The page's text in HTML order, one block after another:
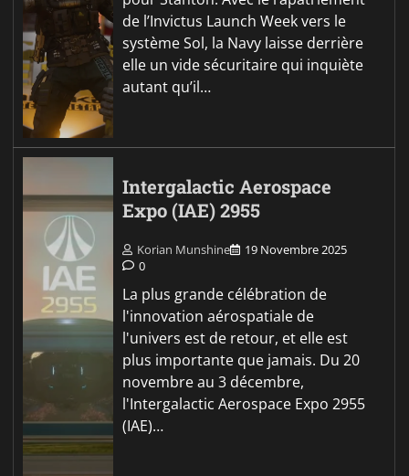
de l’Invictus Launch Week vers le
système Sol, la Navy laisse derrière
elle un vide sécuritaire qui inquiète
autant qu’il…
Intergalactic Aerospace
Expo (IAE) 2955
Korian Munshine
19 Novembre 2025
0
La plus grande célébration de
l'innovation aérospatiale de
l'univers est de retour, et elle est
plus importante que jamais. Du 20
novembre au 3 décembre,
l'Intergalactic Aerospace Expo 2955
(IAE)…